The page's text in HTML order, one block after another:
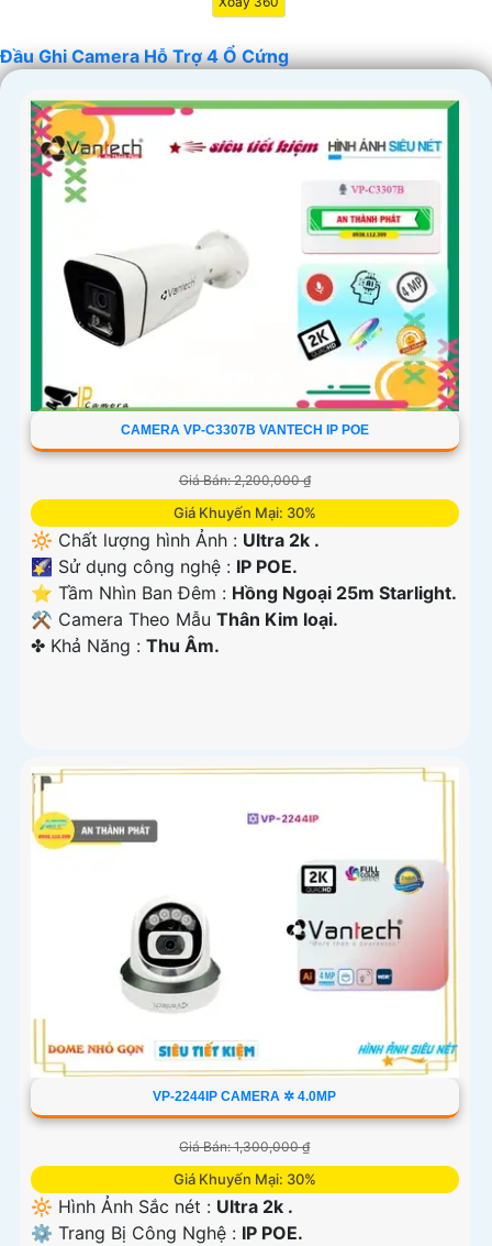
Đầu Ghi Camera Hỗ Trợ 4 Ổ Cứng
CAMERA VP-C3307B VANTECH IP POE
Giá Bán: 2,200,000 ₫
Giá Khuyến Mại: 30%
🔆 Chất lượng hình Ảnh : Ultra 2k .
🌠 Sử dụng công nghệ : IP POE.
⭐ Tầm Nhìn Ban Đêm : Hồng Ngoại 25m Starlight.
⚒ Camera Theo Mẫu Thân Kim loại.
️✤ Khả Năng : Thu Âm.
VP-2244IP CAMERA ✲ 4.0MP
Giá Bán: 1,300,000 ₫
Giá Khuyến Mại: 30%
🔆 Hình Ảnh Sắc nét : Ultra 2k .
⚙ Trang Bị Công Nghệ : IP POE.